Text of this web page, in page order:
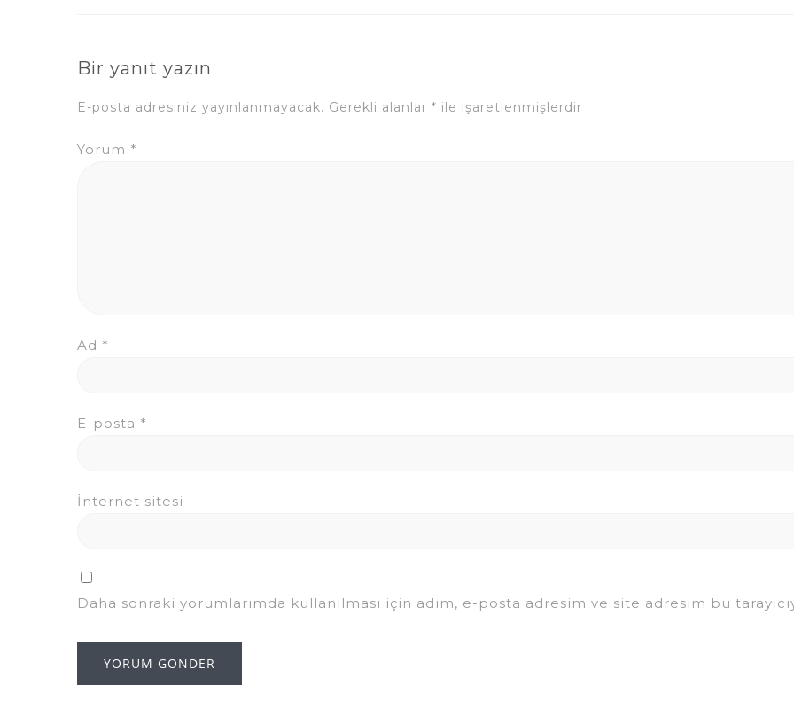
Bir yanıt yazın
E-posta adresiniz yayınlanmayacak. Gerekli alanlar * ile işaretlenmişlerdir
Yorum *
Ad *
E-posta *
İnternet sitesi
Daha sonraki yorumlarımda kullanılması için adım, e-posta adresim ve site adresim bu